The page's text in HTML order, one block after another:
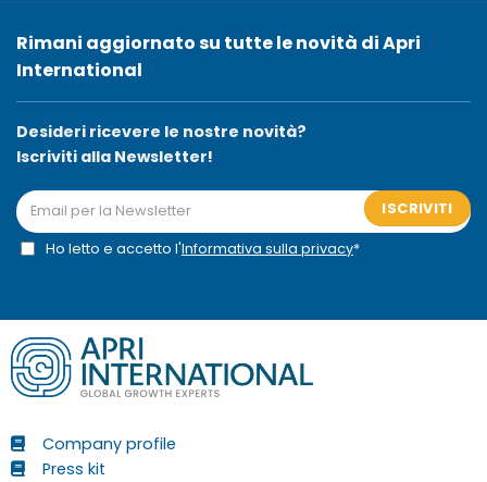
Rimani aggiornato su tutte le novità di Apri
International
Desideri ricevere le nostre novità?
Iscriviti alla Newsletter!
ISCRIVITI
Ho letto e accetto l'Informativa sulla privacy*
Company profile
Press kit